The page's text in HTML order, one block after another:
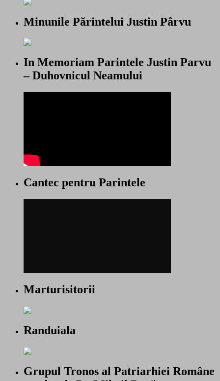
Minunile Părintelui Justin Pârvu
In Memoriam Parintele Justin Parvu
– Duhovnicul Neamului
Cantec pentru Parintele
Marturisitorii
Randuiala
Grupul Tronos al Patriarhiei Române